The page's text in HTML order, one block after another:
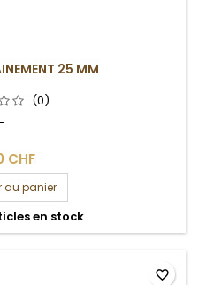
25 MM
(0)
CHF
au panier
en stock
favorite_border